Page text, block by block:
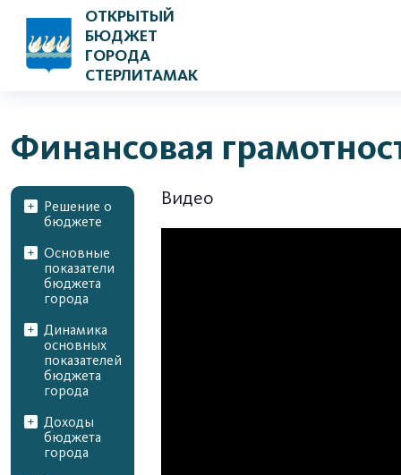
ОТКРЫТЫЙ
БЮДЖЕТ
ГОРОДА
СТЕРЛИТАМАК
Финансовая
Решение о
бюджете
Основные
показатели
бюджета
города
Динамика
основных
показателей
бюджета
города
Доходы
бюджета
города
Видео